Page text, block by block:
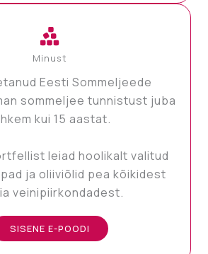
Minust
Eesti Sommeljeede
sommeljee tunnistust juba
kui 15 aastat.
leiad hoolikalt valitud
ja oliiviõlid pea kõikidest
veinipiirkondadest.
SISENE E-POODI